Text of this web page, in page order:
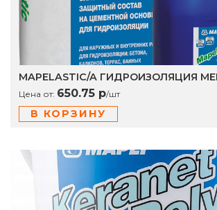
MAPELASTIC/A ГИДРОИЗОЛЯЦИЯ
Цена от: 650.75 р/шт
В КОРЗИНУ